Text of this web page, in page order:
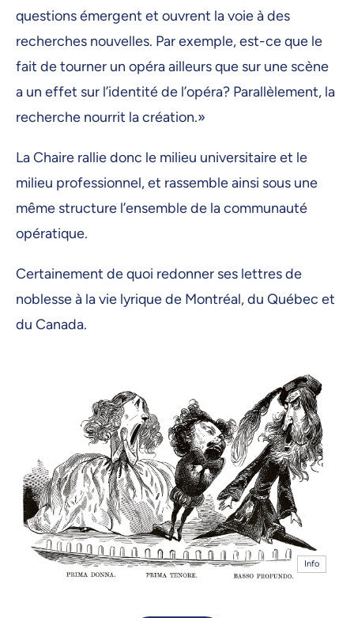
questions émergent et ouvrent la voie à des
recherches nouvelles. Par exemple, est-ce que le
fait de tourner un opéra ailleurs que sur une scène
a un effet sur l’identité de l’opéra? Parallèlement, la
recherche nourrit la création.»
La Chaire rallie donc le milieu universitaire et le
milieu professionnel, et rassemble ainsi sous une
même structure l’ensemble de la communauté
opératique.
Certainement de quoi redonner ses lettres de
noblesse à la vie lyrique de Montréal, du Québec et
du Canada.
Info